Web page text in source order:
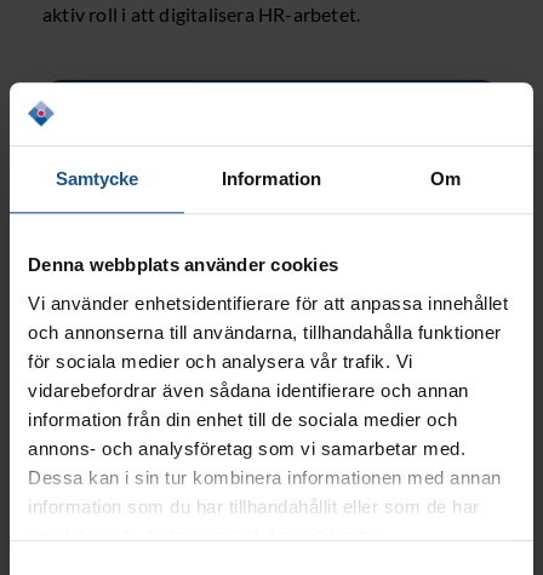
Samtycke Information Om
Denna webbplats använder cookies
Vi använder enhetsidentifierare för att anpassa innehållet
och annonserna till användarna, tillhandahålla funktioner
för sociala medier och analysera vår trafik. Vi
vidarebefordrar även sådana identifierare och annan
information från din enhet till de sociala medier och
annons- och analysföretag som vi samarbetar med.
Dessa kan i sin tur kombinera informationen med annan
information som du har tillhandahållit eller som de har
aktiv roll i att digitalisera HR-arbetet.
Praktisk info